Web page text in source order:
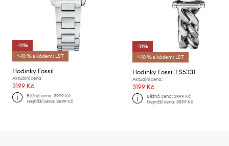
-11%
*-10 % s kódem: LST
Hodinky Fossil
Aktuální cena:
3199 Kč
Běžná cena:3999 Kč
Nejnižší cena:3599 Kč
-11%
*-10 % s kódem: LST
Hodinky Fossil ES5331
Aktuální cena:
3199 Kč
Běžná cena: 3999 Kč
Nejnižší cena: 3599 Kč